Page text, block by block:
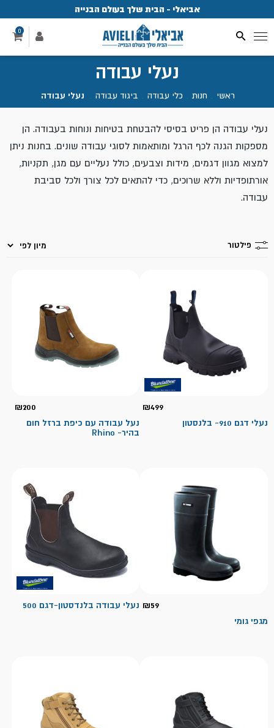
אביאלי - הבית שלך בעולם הבנייה
0
נעלי עבודה
ראשי חנות כלי עבודה ביגוד עבודה נעלי עבודה
נעלי עבודה הן פריט בסיסי להבטחת בטיחות ונוחות בעבודה. הן
מספקות הגנה לכף הרגל ומותאמות לסוגי עבודה שונים. בחנות ניתן
למצוא מגוון דגמים, מידות וצבעים, כולל נעליים עם מגן, תקניות,
אורתופדיות וללא שרוכים, כדי להתאים לכל צורך ולכל סביבת
עבודה.
פילטור
₪499
נעלי דגם 910- בלנסטון
₪200
נעל עבודה עם כיפת ברזל חום
בהיר- Rhino
₪59
מגפי גומי
נעלי עבודה בלנדסטון-דגם 500